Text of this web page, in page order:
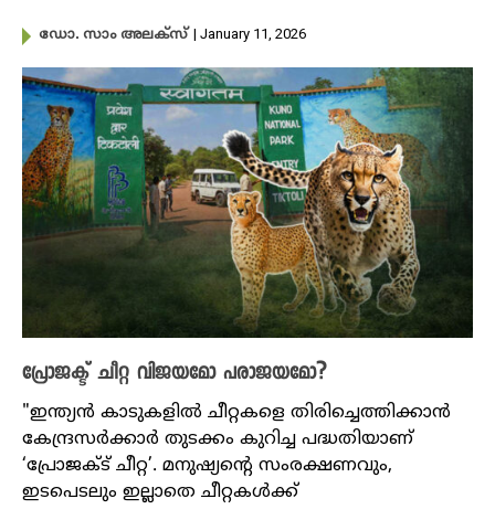
ഡോ. സാം അലക്സ് | January 11, 2026
പ്രോജക്ട് ചീറ്റ വിജയമോ പരാജയമോ?
"ഇന്ത്യൻ കാടുകളിൽ ചീറ്റകളെ തിരിച്ചെത്തിക്കാൻ
കേന്ദ്രസർക്കാർ തുടക്കം കുറിച്ച പദ്ധതിയാണ്
‘പ്രോജക്ട് ചീറ്റ’. മനുഷ്യന്റെ സംരക്ഷണവും,
ഇടപെടലും ഇല്ലാതെ ചീറ്റകൾക്ക്